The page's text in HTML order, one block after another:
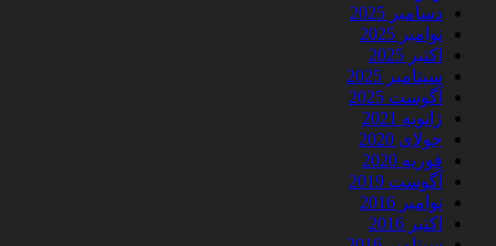
دسامبر 2025
نوامبر 2025
اکتبر 2025
سپتامبر 2025
آگوست 2025
ژانویه 2021
جولای 2020
فوریه 2020
آگوست 2019
نوامبر 2016
اکتبر 2016